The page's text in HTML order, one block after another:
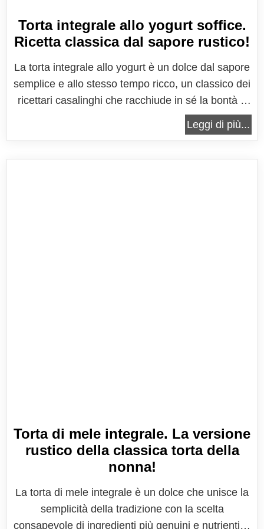
Torta integrale allo yogurt soffice.
Ricetta classica dal sapore rustico!
La torta integrale allo yogurt è un dolce dal sapore
semplice e allo stesso tempo ricco, un classico dei
ricettari casalinghi che racchiude in sé la bontà e
la leggerezza di ingredienti naturali e genuini,
pensata per chi ama un’alimentazione equilibrata
Leggi di più...
Torta di mele integrale. La versione
rustico della classica torta della
nonna!
La torta di mele integrale è un dolce che unisce la
semplicità della tradizione con la scelta
consapevole di ingredienti più genuini e nutrienti. Il